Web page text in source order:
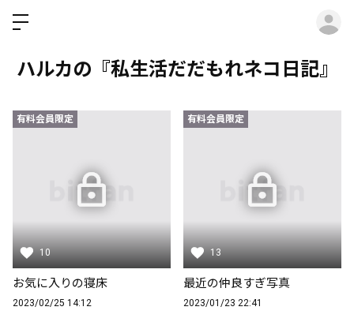
ハルカの『私生活だだもれネコ日記』
有料会員限定
10
お気に入りの寝床
2023/02/25 14:12
有料会員限定
13
最近の仲良すぎ写真
2023/01/23 22:41